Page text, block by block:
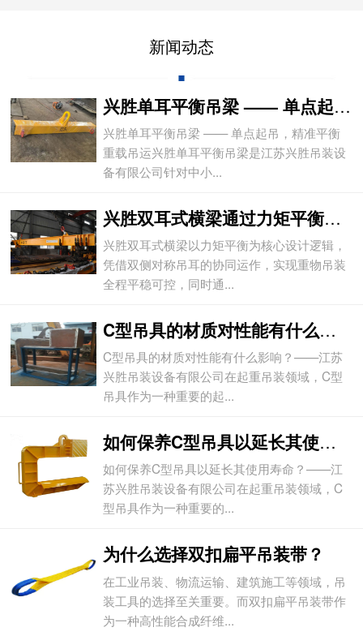
新闻动态
兴胜单耳平衡吊梁 —— 单点起吊，精准平
兴胜单耳平衡吊梁 —— 单点起吊，精准平衡
重载吊运兴胜单耳平衡吊梁是江苏兴胜吊装设
备有限公司针对中小...
兴胜双耳式横梁通过力矩平衡实现重物平稳吊
兴胜双耳式横梁以力矩平衡为核心设计逻辑，
凭借双侧对称吊耳的协同运作，实现重物吊装
全程平稳可控，同时通...
C型吊具的材质对性能有什么影响？
C型吊具的材质对性能有什么影响？——江苏
兴胜吊装设备有限公司在起重吊装领域，C型
吊具作为一种重要的起...
如何保养C型吊具以延长其使用寿命？
如何保养C型吊具以延长其使用寿命？——江
苏兴胜吊装设备有限公司在起重吊装领域，C
型吊具作为一种重要的...
为什么选择双扣扁平吊装带？
在工业吊装、物流运输、建筑施工等领域，吊
装工具的选择至关重要。而双扣扁平吊装带作
为一种高性能合成纤维...